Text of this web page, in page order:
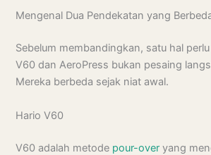
Mengenal Dua Pendekatan yang
Sebelum membandingkan, satu hal
V60 dan AeroPress bukan pesaing
Mereka berbeda sejak niat awal.
Hario V60
V60 adalah metode pour-over yang